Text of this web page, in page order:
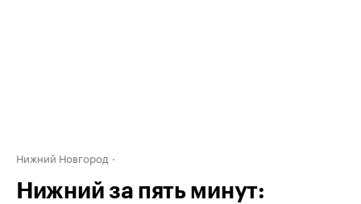
Нижний Новгород
Нижний за пять минут: